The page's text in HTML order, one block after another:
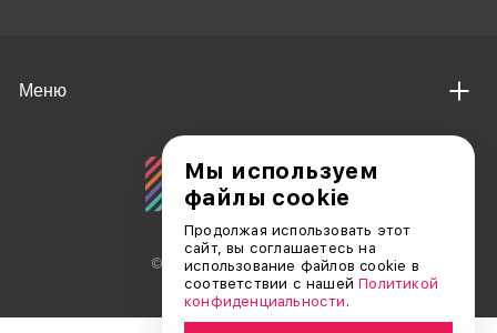
© АО «ДЕБЮТ», 2011 — 2026
Меню
Мы используем
файлы cookie
Продолжая использовать этот
сайт, вы соглашаетесь на
использование файлов cookie в
соответствии с нашейПолитикой
конфиденциальности .